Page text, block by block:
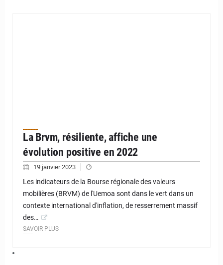
La Brvm, résiliente, affiche une
évolution positive en 2022
19 janvier 2023
Les indicateurs de la Bourse régionale des valeurs
mobilières (BRVM) de l'Uemoa sont dans le vert dans un
contexte international d'inflation, de resserrement massif
des…
SAVOIR PLUS